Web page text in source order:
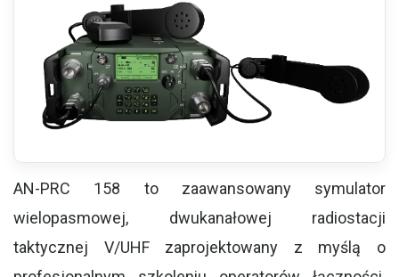
AN-PRC 158 to zaawansowany symulator
wielopasmowej, dwukanałowej radiostacji
taktycznej V/UHF zaprojektowany z myślą o